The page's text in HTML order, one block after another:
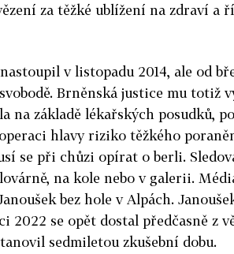
za těžké ublížení na zdraví a
v listopadu 2014, ale od
Brněnská justice mu totiž
na základě lékařských posudků,
hlavy riziko těžkého
se při chůzi opírat o berli.
na kole nebo v galerii.
bez hole v Alpách.
2022 se opět dostal předčasně z
sedmiletou zkušební dobu.